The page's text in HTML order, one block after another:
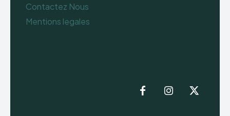
Contactez Nous
Mentions legales